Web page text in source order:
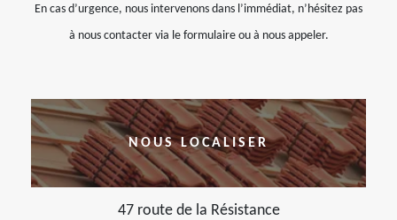
En cas d’urgence, nous intervenons dans l’immédiat, n’hésitez pas
à nous contacter via le formulaire ou à nous appeler.
NOUS LOCALISER
47 route de la Résistance